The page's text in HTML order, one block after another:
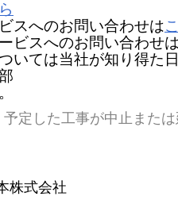
スへのお問い合わせは
ビスへのお問い合わせ
いては当社が知り得た
定した工事が中止また
株式会社